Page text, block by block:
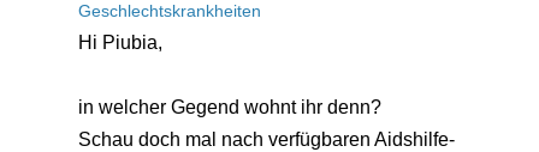
Geschlechtskrankheiten
Hi Piubia,
in welcher Gegend wohnt ihr denn?
Schau doch mal nach verfügbaren Aidshilfe-